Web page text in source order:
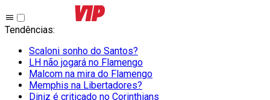
Tendências:
Scaloni sonho do Santos?
LH não jogará no Flamengo
Malcom na mira do Flamengo
Memphis na Libertadores?
Diniz é criticado no Corinthians